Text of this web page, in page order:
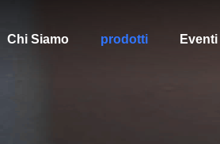
Chi Siamo prodotti Eventi